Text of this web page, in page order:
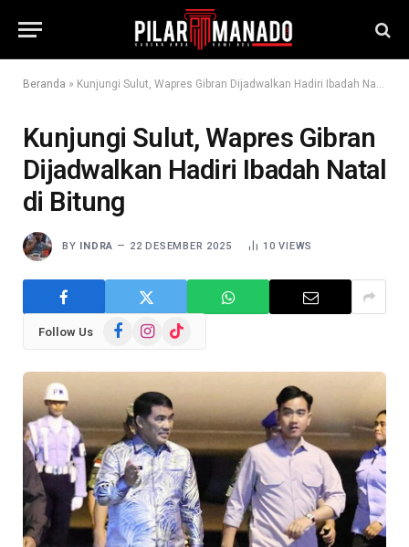
Beranda » Kunjungi Sulut, Wapres Gibran Dijadwalkan Hadiri Ibadah Natal di Bitung
Kunjungi Sulut, Wapres Gibran
Dijadwalkan Hadiri Ibadah Natal
di Bitung
BY INDRA 22 DESEMBER 2025 10VIEWS
Follow Us FacebookInstagram
TikTok